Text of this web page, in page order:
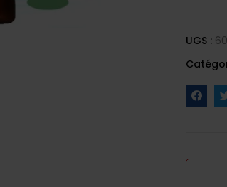
UGS :